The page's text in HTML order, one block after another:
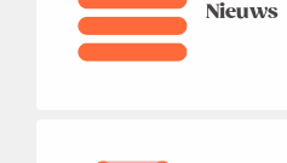
Nieuws